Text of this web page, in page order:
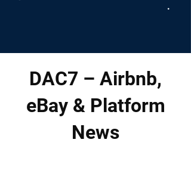
.
DAC7 – Airbnb,
eBay & Platform
News